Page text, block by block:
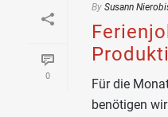
0
By Susann
Für die
benötigen